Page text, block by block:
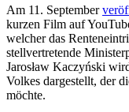
Am 11. September
kurzen Film auf
welcher das
stellvertretende
Jarosław Kaczyński
Volkes dargestellt, der
möchte.